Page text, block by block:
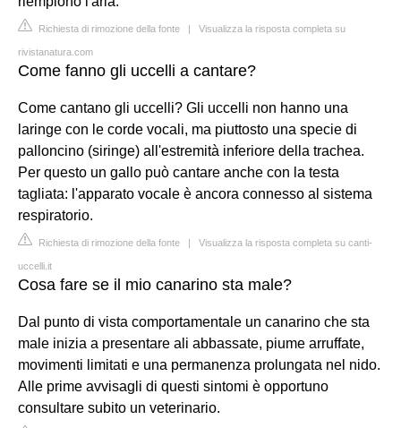
Richiesta di rimozione della fonte | Visualizza la risposta completa su
rivistanatura.com
Come fanno gli uccelli a cantare?
Come cantano gli uccelli? Gli uccelli non hanno una
laringe con le corde vocali, ma piuttosto una specie di
palloncino (siringe) all'estremità inferiore della trachea.
Per questo un gallo può cantare anche con la testa
tagliata: l'apparato vocale è ancora connesso al sistema
respiratorio.
Richiesta di rimozione della fonte | Visualizza la risposta completa su canti-
uccelli.it
Cosa fare se il mio canarino sta male?
Dal punto di vista comportamentale un canarino che sta
male inizia a presentare ali abbassate, piume arruffate,
movimenti limitati e una permanenza prolungata nel nido.
Alle prime avvisagli di questi sintomi è opportuno
consultare subito un veterinario.